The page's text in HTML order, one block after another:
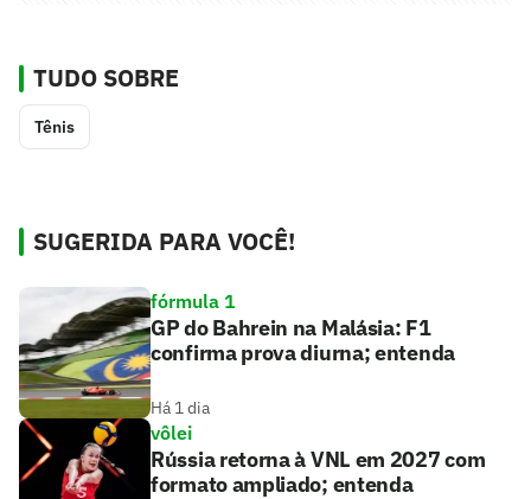
TUDO SOBRE
Tênis
SUGERIDA PARA VOCÊ!
fórmula 1
GP do Bahrein na Malásia: F1
confirma prova diurna; entenda
Há 1 dia
vôlei
Rússia retorna à VNL em 2027 com
formato ampliado; entenda